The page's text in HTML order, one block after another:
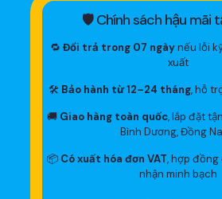
🛡 Chính sách hậu mãi
🔁 Đổi trả trong 07 ngàynếu lỗi
xuất
🛠 Bảo hành từ 12–24 tháng, hỗ
🚚 Giao hàng toàn quốc, lắp đặt
Bình Dương, Đồng
📦 Có xuất hóa đơn VAT, hợp đồng
nhận minh bạch